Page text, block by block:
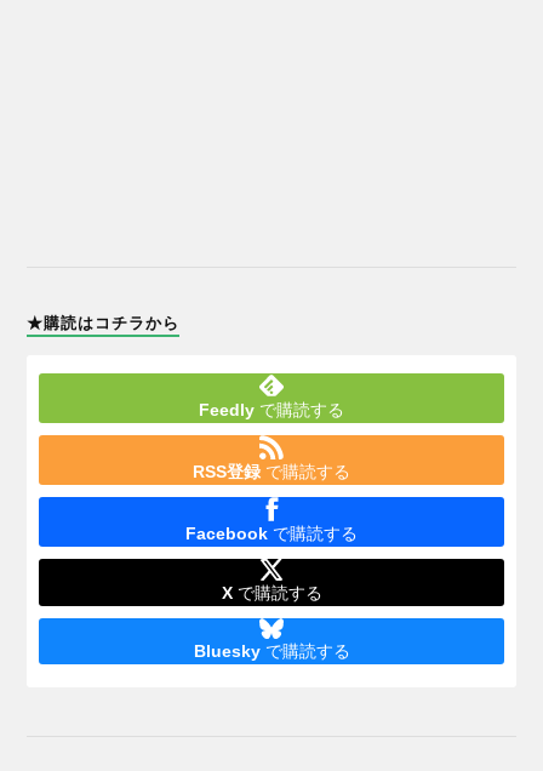
★購読はコチラから
Feedly で購読する
RSS登録 で購読する
Facebook で購読する
Xで購読する
Blueskyで購読する